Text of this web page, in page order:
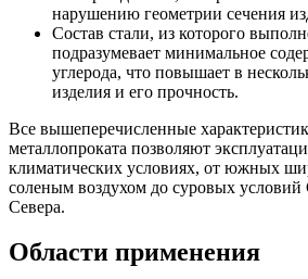
нарушению геометрии сечения
Состав стали, из которого
подразумевает минимальное
углерода, что повышает в
изделия и его прочность.
Все вышеперечисленные
металлопроката позволяют
климатических условиях, от южных
соленым воздухом до суровых
Севера.
Области применения